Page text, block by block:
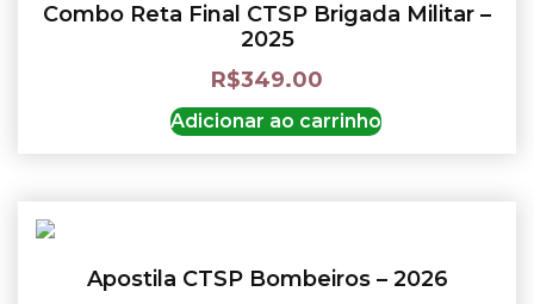
Combo Reta Final CTSP Brigada Militar –
2025
R$349.00
Adicionar ao carrinho
Apostila CTSP Bombeiros – 2026